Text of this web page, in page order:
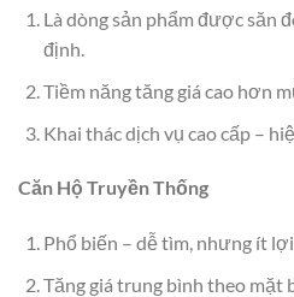
Là dòng sản phẩm được săn
định.
Tiềm năng tăng giá cao hơn
Khai thác dịch vụ cao cấp –
Căn Hộ Truyền Thống
Phổ biến – dễ tìm, nhưng ít
Tăng giá trung bình theo mặt